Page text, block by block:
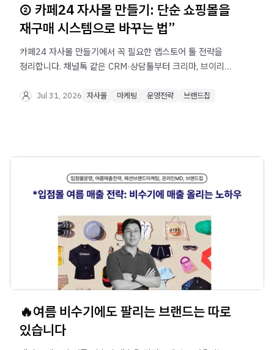
② 카페24 자사몰 만들기: 단순 쇼핑몰을
재구매 시스템으로 바꾸는 법”
카페24 자사몰 만들기에서 꼭 필요한 앱스토어 툴 전략을
정리합니다. 채널톡 같은 CRM·상담툴부터 크리마, 브이리뷰
분석툴까지 자사몰을 재구매 시스템으로 만드는 방법을
Jul 31, 2026 자사몰 마케팅 운영전략 브랜드집
🔥여름 비수기에도 팔리는 브랜드는 따로
있습니다